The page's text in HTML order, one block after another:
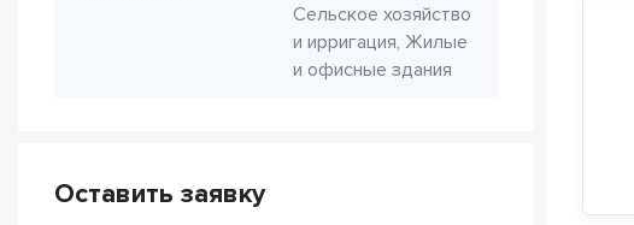
Сельское хозяйство
и ирригация, Жилые
и офисные здания
Оставить заявку